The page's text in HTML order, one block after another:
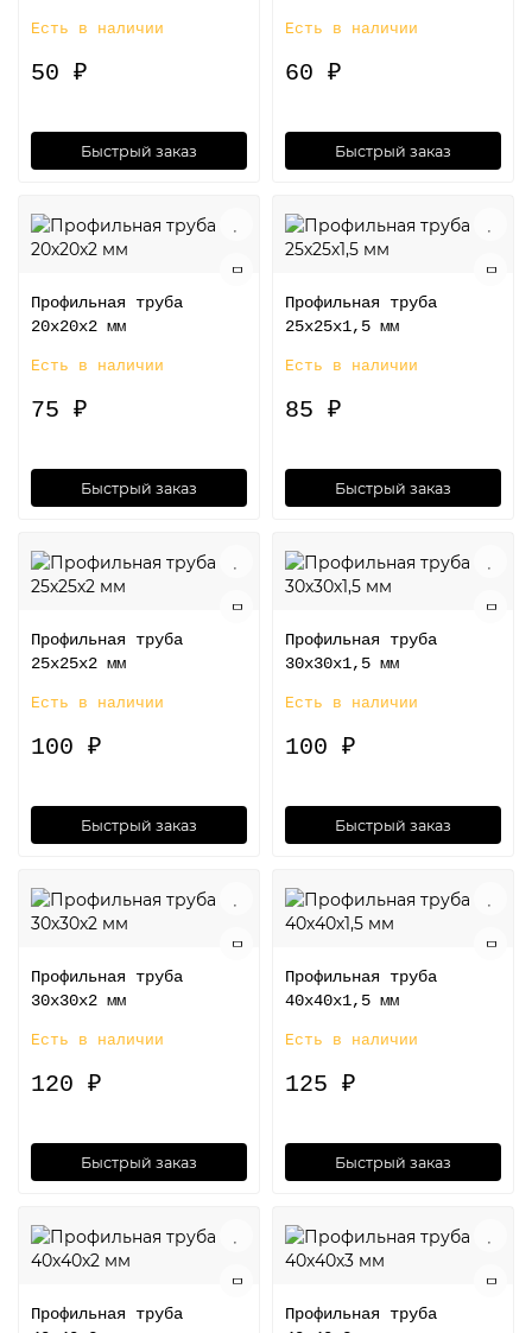
Есть в наличии
50 ₽
Быстрый заказ
Есть в наличии
60 ₽
Быстрый заказ
Профильная труба
20х20х2 мм
Есть в наличии
75 ₽
Быстрый заказ
Профильная труба
25х25х1,5 мм
Есть в наличии
85 ₽
Быстрый заказ
Профильная труба
25х25х2 мм
Есть в наличии
100 ₽
Быстрый заказ
Профильная труба
30х30х1,5 мм
Есть в наличии
100 ₽
Быстрый заказ
Профильная труба
30х30х2 мм
Есть в наличии
120 ₽
Быстрый заказ
Профильная труба
40х40х1,5 мм
Есть в наличии
125 ₽
Быстрый заказ
Профильная труба
Профильная труба